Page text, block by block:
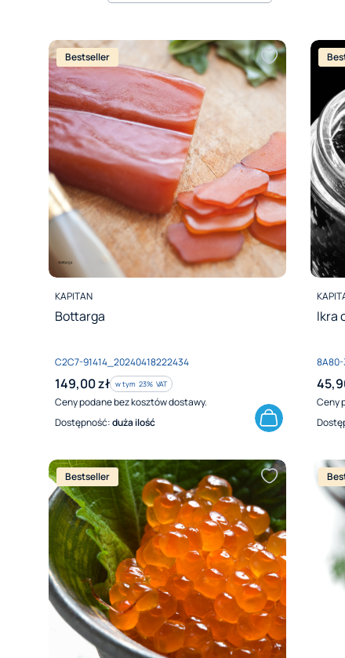
Bestseller
PRODUCENT
KAPITAN
Bottarga
Kod produktu
C2C7-91414_20240418222434
Cena brutto
149,00 zł w tym %s VAT
w tym 23% VAT
Ceny podane bez kosztów dostawy.
Dostępność:duża ilość
Ikra
Kod
Ceny
Bestseller